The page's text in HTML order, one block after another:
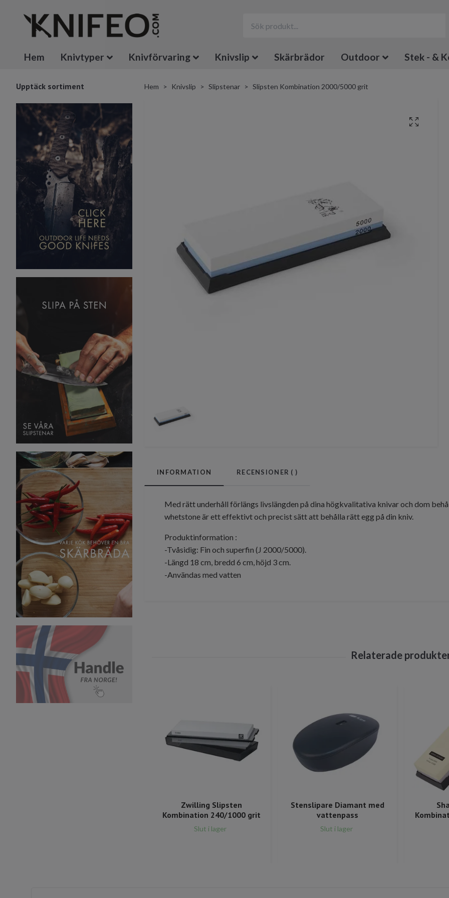
Hem Knivtyper Knivförvaring Knivslip Skärbrädor Outdoor Stek - &
Upptäck sortiment Hem Knivslip Slipstenar Slipsten Kombination 2000/5000 grit
INFORMATION RECENSIONER ( )
Med rätt underhåll förlängs livslängden på dina högkvalitativa knivar och dom
whetstone är ett effektivt och precist sätt att behålla rätt egg på din kniv.
Produktinformation :
-Tvåsidig: Fin och superfin (J 2000/5000).
-Längd 18 cm, bredd 6 cm, höjd 3 cm.
-Användas med vatten
Zwilling Slipsten
Kombination 240/1000 grit
Slut i lager
Stenslipare Diamant med
vattenpass
Slut i lager